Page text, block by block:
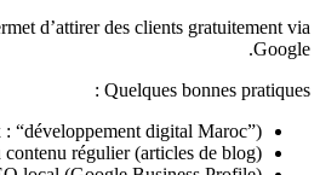
d’attirer des clients gratuitement via
Google.
Quelques bonnes pratiques :
“développement digital Maroc”)
contenu régulier (articles de blog)